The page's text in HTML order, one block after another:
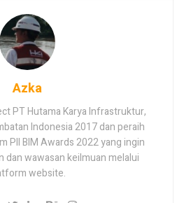
Azka
PT Hutama Karya Infrastruktur,
Indonesia 2017 dan peraih
PII BIM Awards 2022 yang ingin
dan wawasan keilmuan melalui
website.